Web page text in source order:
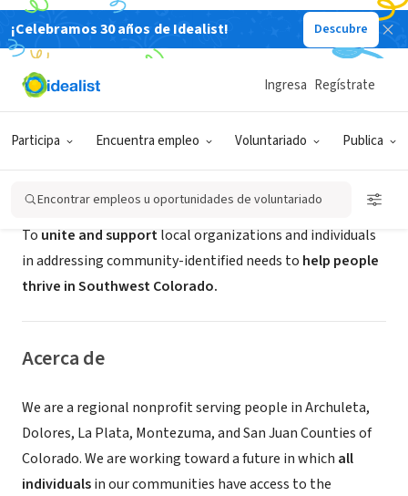
¡Celebramos 30 años de Idealist! Descubre
Participa Encuentra empleo Voluntariado Publica
Ingresa Regístrate
Encontrar empleos u oportunidades de voluntariado
ORGANIZACIÓN SIN FIN DE LUCRO
Team Up, Southwest Colorado
To unite and supportlocal organizations and individuals
in addressing community-identified needs to help people
thrive in Southwest Colorado.
Acerca de
We are a regional nonprofit serving people in Archuleta,
Dolores, La Plata, Montezuma, and San Juan Counties of
Colorado. We are working toward a future in which all
individualsin our communities have access to the